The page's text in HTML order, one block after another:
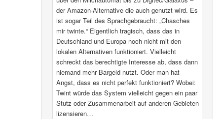
der Amazon-Alternative die auch genutzt wird. Es
ist sogar Teil des Sprachgebraucht: „Chasches
mir twinte.“ Eigentlich tragisch, dass das in
Deutschland und Europa noch nicht mit den
lokalen Alternativen funktioniert. Vielleicht
schreckt das berechtigte Interesse ab, dass dann
niemand mehr Bargeld nutzt. Oder man hat
Angst, dass es nicht perfekt funktioniert? Wobei:
Twint würde das System vielleicht gegen ein paar
Stutz oder Zusammenarbeit auf anderen Gebieten
lizensieren…